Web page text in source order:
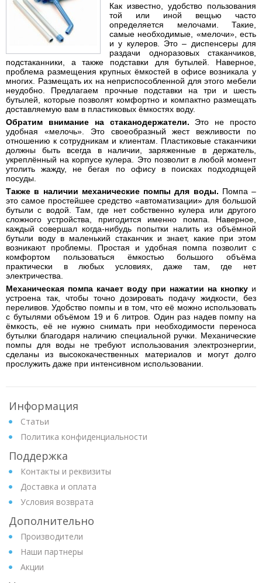
Как известно, удобство пользования
той или иной вещью часто
определяется мелочами. Такие,
самые необходимые, «мелочи», есть
и у кулеров. Это – диспенсеры для
раздачи одноразовых стаканчиков,
подстаканники, а также подставки для бутылей. Наверное,
проблема размещения крупных ёмкостей в офисе возникала у
многих. Размещать их на неприспособленной для этого мебели
неудобно. Предлагаем прочные подставки на три и шесть
бутылей, которые позволят комфортно и компактно размещать
доставляемую вам в пластиковых ёмкостях воду.
Обратим внимание на стаканодержатели. Это не просто
удобная «мелочь». Это своеобразный жест вежливости по
отношению к сотрудникам и клиентам. Пластиковые стаканчики
должны быть всегда в наличии, заряженные в держатель,
укреплённый на корпусе кулера. Это позволит в любой момент
утолить жажду, не бегая по офису в поисках подходящей
посуды.
Также в наличии механические помпы для воды. Помпа –
это самое простейшее средство «автоматизации» для большой
бутыли с водой. Там, где нет собственно кулера или другого
сложного устройства, пригодится именно помпа. Наверное,
каждый совершал когда-нибудь попытки налить из объёмной
бутыли воду в маленький стаканчик и знает, какие при этом
возникают проблемы. Простая и удобная помпа позволит с
комфортом пользоваться ёмкостью большого объёма
практически в любых условиях, даже там, где нет
электричества.
Механическая помпа качает воду при нажатии на кнопку и
устроена так, чтобы точно дозировать подачу жидкости, без
переливов. Удобство помпы и в том, что её можно использовать
с бутылями объёмом 19 и 6 литров. Один раз надев помпу на
ёмкость, её не нужно снимать при необходимости переноса
бутылки благодаря наличию специальной ручки. Механические
помпы для воды не требуют использования электроэнергии,
сделаны из высококачественных материалов и могут долго
прослужить даже при интенсивном использовании.
Информация
Статьи
Политика конфиденциальности
Поддержка
Контакты и реквизиты
Доставка и оплата
Условия возврата
Дополнительно
Производители
Наши партнеры
Акции